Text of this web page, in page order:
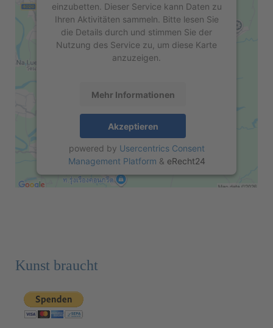
einzubetten. Dieser Service kann Daten zu
Ihren Aktivitäten sammeln. Bitte lesen Sie
die Details durch und stimmen Sie der
Nutzung des Service zu, um diese Karte
anzuzeigen.
Mehr Informationen
Akzeptieren
powered by Usercentrics Consent
Management Platform & eRecht24
Kunst braucht